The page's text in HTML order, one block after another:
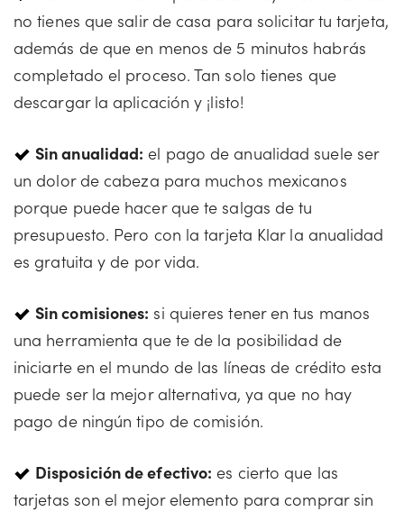
no tienes que salir de casa para solicitar tu tarjeta,
además de que en menos de 5 minutos habrás
completado el proceso. Tan solo tienes que
descargar la aplicación y ¡listo!
Sin anualidad: el pago de anualidad suele ser
un dolor de cabeza para muchos mexicanos
porque puede hacer que te salgas de tu
presupuesto. Pero con la tarjeta Klar la anualidad
es gratuita y de por vida.
Sin comisiones: si quieres tener en tus manos
una herramienta que te de la posibilidad de
iniciarte en el mundo de las líneas de crédito esta
puede ser la mejor alternativa, ya que no hay
pago de ningún tipo de comisión.
Disposición de efectivo: es cierto que las
tarjetas son el mejor elemento para comprar sin